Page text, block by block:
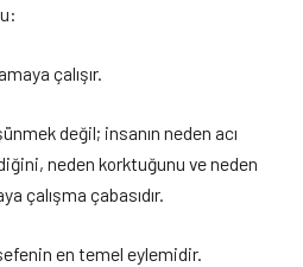
çalışır.
değil; insanın neden acı
neden korktuğunu ve neden
çalışma çabasıdır.
en temel eylemidir.